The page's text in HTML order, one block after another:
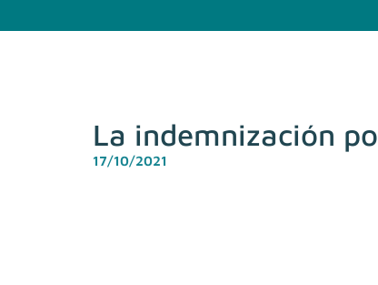
La indemnización
17/10/2021